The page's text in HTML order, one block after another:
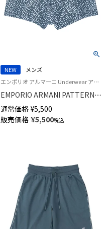
NEW
メンズ
エンポリオ アルマーニ Underwear アンダーウェア 紳士 下着
EMPORIO ARMANI PATTERN
MIX パターンミックス ボクサー
パンツ 【S/M/L】 前閉じ EUサイ
ズ メンズ 54068852
通常価格 ¥5,500
販売価格 ¥5,500税込